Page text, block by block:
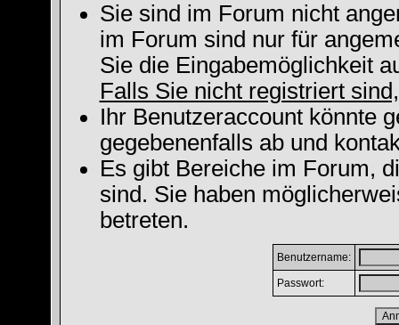
Sie sind im Forum nicht
im Forum sind nur für
Sie die Eingabemöglichkeit
Falls Sie nicht registriert
Ihr Benutzeraccount könnte
gegebenenfalls ab und
Es gibt Bereiche im Forum,
sind. Sie haben
betreten.
Benutzername:
Passwort: